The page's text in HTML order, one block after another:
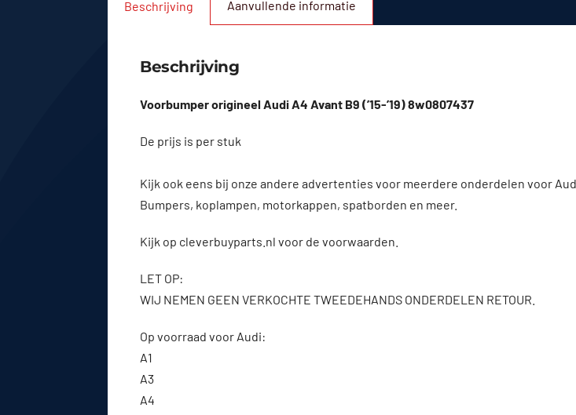
Beschrijving Aanvullende informatie
Beschrijving
Voorbumper origineel Audi A4 Avant B9 (’15-’19) 8w0807437
De prijs is per stuk
Kijk ook eens bij onze andere advertenties voor meerdere onderdelen voor
Bumpers, koplampen, motorkappen, spatborden en meer.
Kijk op cleverbuyparts.nl voor de voorwaarden.
LET OP:
WIJ NEMEN GEEN VERKOCHTE TWEEDEHANDS ONDERDELEN RETOUR.
Op voorraad voor Audi:
A1
A3
A4